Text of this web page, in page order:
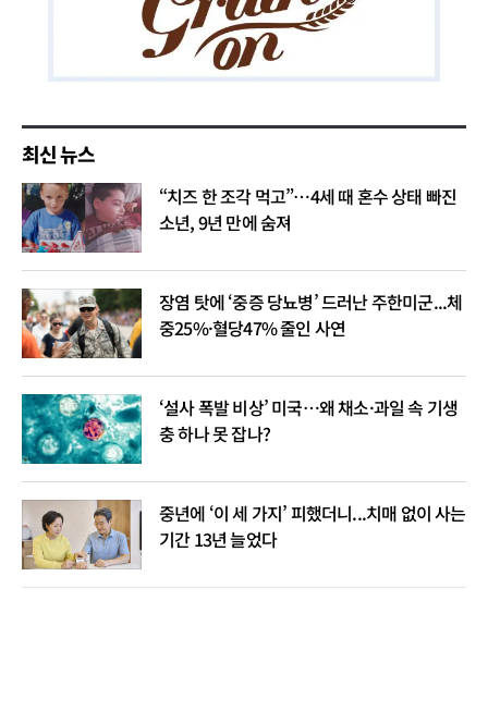
최신 뉴스
“치즈 한 조각 먹고”…4세 때 혼수 상태 빠진
소년, 9년 만에 숨져
장염 탓에 ‘중증 당뇨병’ 드러난 주한미군...체
중25%·혈당47% 줄인 사연
‘설사 폭발 비상’ 미국…왜 채소·과일 속 기생
충 하나 못 잡나?
중년에 ‘이 세 가지’ 피했더니...치매 없이 사는
기간 13년 늘었다